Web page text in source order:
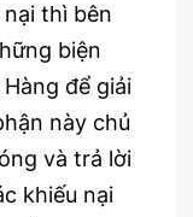
thì bên
biện
để giải
này chủ
và trả lời
khiếu nại